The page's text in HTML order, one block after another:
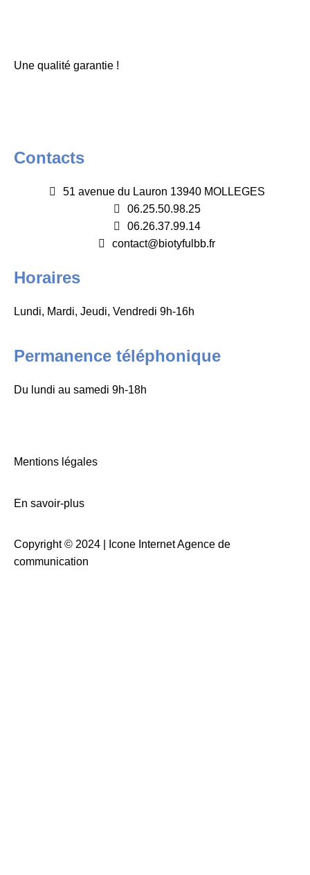
Une qualité garantie !
Contacts
51 avenue du Lauron 13940 MOLLEGES
06.25.50.98.25
06.26.37.99.14
contact@biotyfulbb.fr
Horaires
Lundi, Mardi, Jeudi, Vendredi 9h-16h
Permanence téléphonique
Du lundi au samedi 9h-18h
Mentions légales
En savoir-plus
Copyright © 2024 |
Icone Internet Agence de
communication